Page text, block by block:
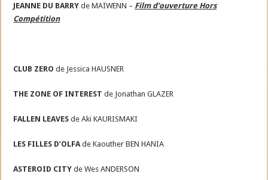
JEANNE DU BARRY de MAÏWENN – Film d’ouverture Hors
Compétition
CLUB ZERO de Jessica HAUSNER
THE ZONE OF INTEREST de Jonathan GLAZER
FALLEN LEAVES de Aki KAURISMAKI
LES FILLES D’OLFA de Kaouther BEN HANIA
ASTEROID CITY de Wes ANDERSON